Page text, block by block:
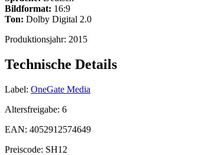
Bildformat: 16:9
Ton: Dolby Digital 2.0
Produktionsjahr: 2015
Technische Details
Label: OneGate Media
Altersfreigabe: 6
EAN: 4052912574649
Preiscode: SH12